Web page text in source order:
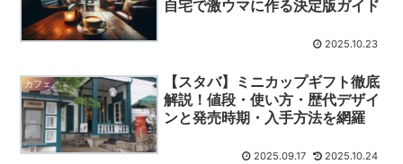
自宅で激ウマに作る決定版ガイド
2025.10.23
カフェ
【スタバ】ミニカップギフト徹底
解説！値段・使い方・歴代デザイ
ンと発売時期・入手方法を網羅
2025.09.17 2025.10.24